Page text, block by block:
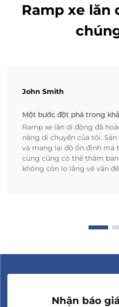
Ramp xe lăn
John Smith
Một bước đột phá trong
Ramp xe lăn di động đã
năng di chuyển của tôi.
và mang lại độ ổn định mà
cùng cũng có thể thăm
không còn lo lắng về vấn
Nhận báo